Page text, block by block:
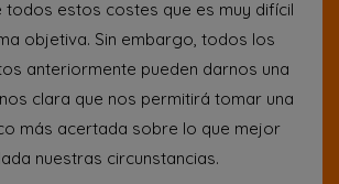
todos estos costes que es muy difícil
objetiva. Sin embargo, todos los
anteriormente pueden darnos una
clara que nos permitirá tomar una
más acertada sobre lo que mejor
nuestras circunstancias.